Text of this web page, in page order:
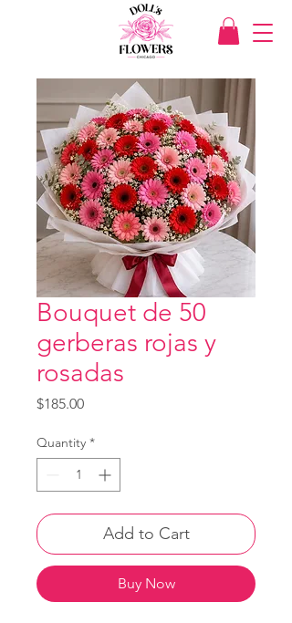
Bouquet de 50
gerberas rojas y
rosadas
$185.00Price
Quantity *
Add to Cart
Buy Now